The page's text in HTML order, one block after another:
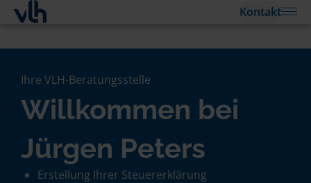
Kontakt
Ihre VLH-Beratungsstelle
Willkommen bei
Jürgen Peters
Erstellung Ihrer Steuererklärung